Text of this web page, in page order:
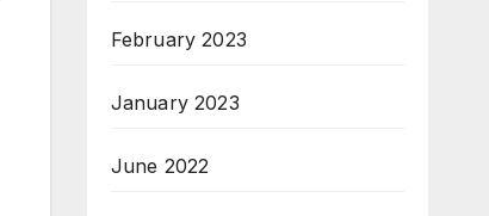
February 2023
January 2023
June 2022